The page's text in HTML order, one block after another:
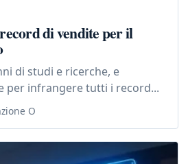
di vendite per il
di studi e ricerche, e
per infrangere tutti i record...
O